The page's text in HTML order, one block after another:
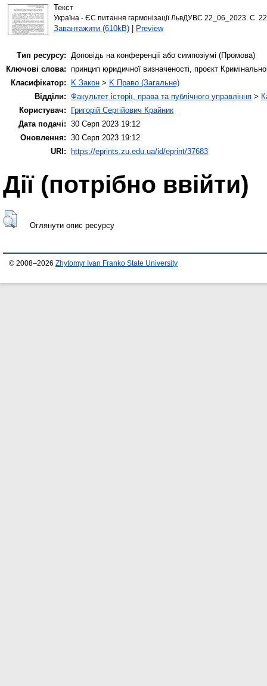
Текст
Україна - ЄС питання гармонізації ЛьвДУВС 22_06_2023. С.
Завантажити (610kB)| Preview
Тип ресурсу: Доповідь на конференції або симпозіумі (Промова)
Ключові слова: принцип юридичної визначеності, проєкт
Класифікатор:
K Закон > K Право (Загальне)
Відділи: Факультет історії, права та публічного управління >
Користувач:
Григорій Сергійович Крайник
Дата подачі: 30 Серп 2023 19:12
Оновлення: 30 Серп 2023 19:12
URI:
https://eprints.zu.edu.ua/id/eprint/37683
Дії ​​(потрібно ввійти)
Оглянути опис ресурсу
© 2008–2026 Zhytomyr Ivan Franko State University